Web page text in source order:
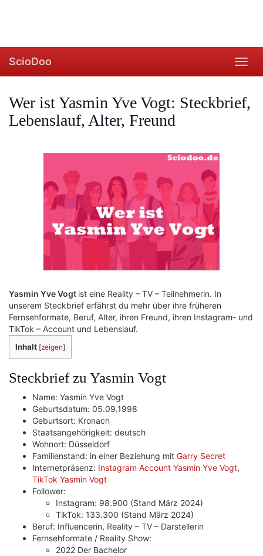
ScioDoo
Wer ist Yasmin Yve Vogt: Steckbrief,
Lebenslauf, Alter, Freund
Yasmin Yve Vogt ist eine Reality – TV – Teilnehmerin. In
unserem Steckbrief erfährst du mehr über ihre früheren
Fernsehformate, Beruf, Alter, ihren Freund, ihren Instagram- und
TikTok – Account und Lebenslauf.
Inhalt [zeigen]
Steckbrief zu Yasmin Vogt
Name: Yasmin Yve Vogt
Geburtsdatum: 05.09.1998
Geburtsort: Kronach
Staatsangehörigkeit: deutsch
Wohnort: Düsseldorf
Familienstand: in einer Beziehung mit Garry Secret
Internetpräsenz: Instagram Account Yasmin Yve Vogt,
TikTok Yasmin Vogt
Follower:
Instagram: 98.900 (Stand März 2024)
TikTok: 133.300 (Stand März 2024)
Beruf: Influencerin, Reality – TV – Darstellerin
Fernsehformate / Reality Show:
2022 Der Bachelor